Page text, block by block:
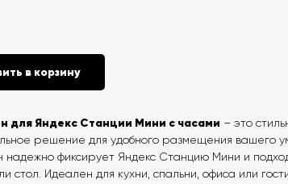
в корзину
для Яндекс Станции Мини с часами – это
решение для удобного размещения вашего
надежно фиксирует Яндекс Станцию Мини и
стол. Идеален для кухни, спальни, офиса или